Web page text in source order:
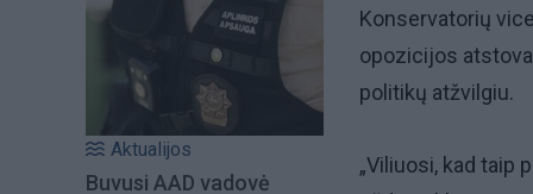
Aktualijos
Buvusi AAD vadovė
Konservatorių
opozicijos
politikų atžvilgiu.
„Viliuosi, kad taip